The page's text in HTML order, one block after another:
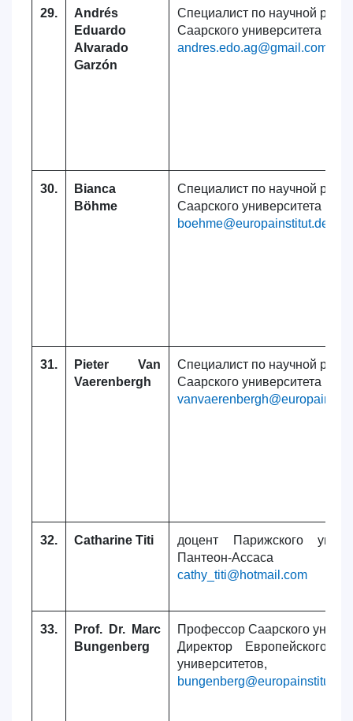
29.
Andrés
Eduardo
Alvarado
Garzón
Специалист по научной
Саарского университета
andres.edo.ag@gmail.com
30.
Bianca
Böhme
Специалист по научной
Саарского университета
boehme@europainstitut.de
31.
Pieter Van
Vaerenbergh
Специалист по научной
Саарского университета
32. Catharine Titi
доцент Парижского
Пантеон-Ассаса
cathy_titi@hotmail.com
33.
Prof. Dr. Marc
Bungenberg
Профессор Саарского
Директор Европейского
университетов,
bungenberg@europainstitut.de